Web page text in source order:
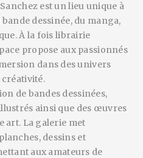
est un lieu unique à
dessinée, du manga,
À la fois librairie
propose aux passionnés
dans des univers
de bandes dessinées,
ainsi que des œuvres
art. La galerie met
dessins et
aux amateurs de